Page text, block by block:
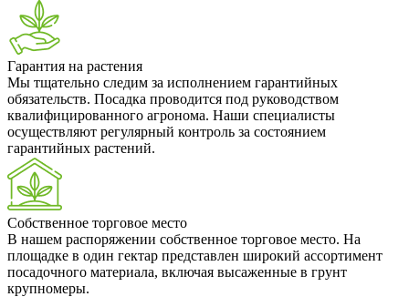
Гарантия на растения
Мы тщательно следим за исполнением гарантийных
обязательств. Посадка проводится под руководством
квалифицированного агронома. Наши специалисты
осуществляют регулярный контроль за состоянием
гарантийных растений.
Собственное торговое место
В нашем распоряжении собственное торговое место. На
площадке в один гектар представлен широкий ассортимент
посадочного материала, включая высаженные в грунт
крупномеры.